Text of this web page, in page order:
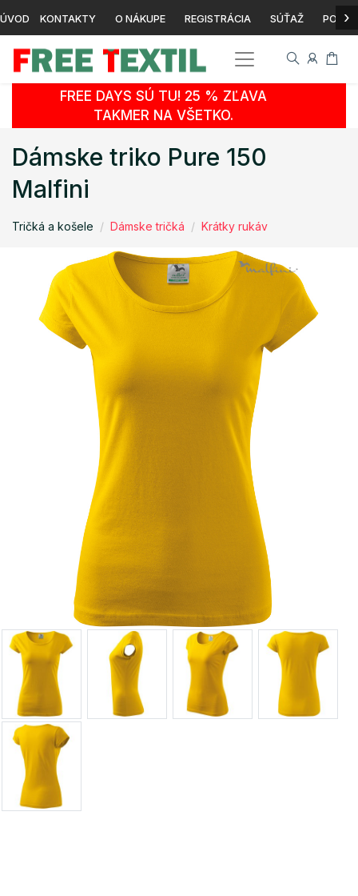
ÚVOD KONTAKTY O NÁKUPE REGISTRÁCIA SÚŤAŽ ›
FREE DAYS SÚ TU! 25 % ZĽAVA
TAKMER NA VŠETKO.
Dámske triko Pure 150
Malfini
Tričká a košele Dámske tričká Krátky rukáv